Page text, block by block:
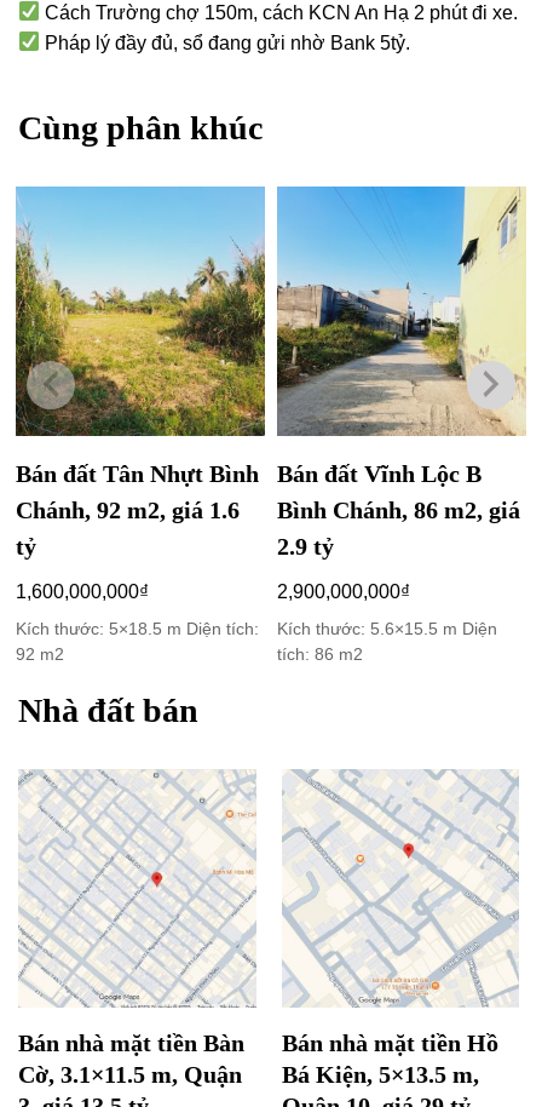
Cách Trường chợ 150m, cách KCN An Hạ 2 phút đi xe.
Pháp lý đầy đủ, sổ đang gửi nhờ Bank 5tỷ.
Cùng phân khúc
Bán đất Tân Nhựt Bình
Chánh, 92 m2, giá 1.6
tỷ
1,600,000,000₫
Kích thước: 5×18.5 m Diện tích:
92 m2
Bán đất Vĩnh Lộc B
Bình Chánh, 86 m2, giá
2.9 tỷ
2,900,000,000₫
Kích thước: 5.6×15.5 m Diện
tích: 86 m2
Nhà đất bán
Bán nhà mặt tiền Bàn
Cờ, 3.1×11.5 m, Quận
Bán nhà mặt tiền Hồ
Bá Kiện, 5×13.5 m,